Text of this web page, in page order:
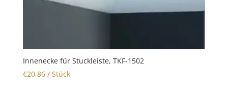
Innenecke für Stuckleiste, TKF-1502
€20,86/ Stück